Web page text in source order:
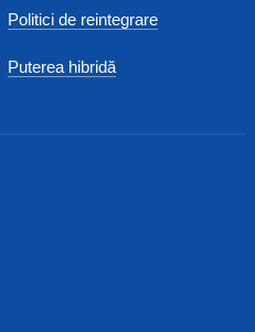
Politici de reintegrare
Puterea hibridă